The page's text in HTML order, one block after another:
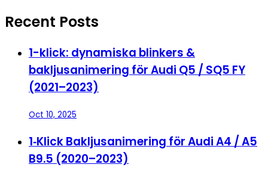
Recent Posts
1-klick: dynamiska blinkers &
bakljusanimering för Audi Q5 / SQ5 FY
(2021–2023)
Oct 10, 2025
1‑Klick Bakljusanimering för Audi A4 / A5
B9.5 (2020–2023)